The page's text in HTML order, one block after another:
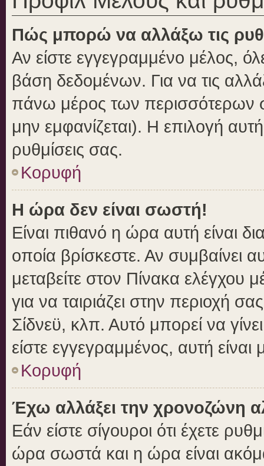
Πώς μπορώ να αλλάξω τις
Αν είστε εγγεγραμμένο μέλος,
βάση δεδομένων. Για να τις
πάνω μέρος των περισσότερων
μην εμφανίζεται). Η επιλογή
ρυθμίσεις σας.
Κορυφή
Η ώρα δεν είναι σωστή!
Είναι πιθανό η ώρα αυτή είναι
οποία βρίσκεστε. Αν συμβαίνει
μεταβείτε στον Πίνακα ελέγχου
για να ταιριάζει στην περιοχή
Σίδνεϋ, κλπ. Αυτό μπορεί να
είστε εγγεγραμμένος, αυτή είναι
Κορυφή
Έχω αλλάξει την χρονοζώνη
Εάν είστε σίγουροι ότι έχετε
ώρα σωστά και η ώρα είναι